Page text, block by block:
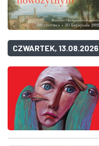
CZWARTEK, 13.08.2026